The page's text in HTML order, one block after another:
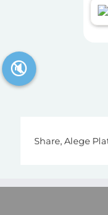
Share, Alege
🔇